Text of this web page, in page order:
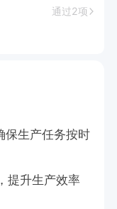
通过2项
保生产任务按时
提升生产效率